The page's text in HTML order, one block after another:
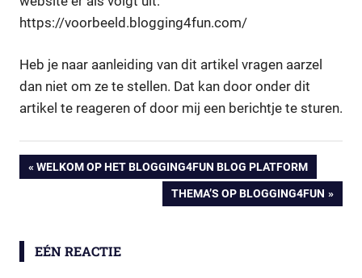
https://voorbeeld.blogging4fun.com/
Heb je naar aanleiding van dit artikel vragen aarzel
dan niet om ze te stellen. Dat kan door onder dit
artikel te reageren of door mij een berichtje te sturen.
Bericht
VORIG
WELKOM OP HET BLOGGING4FUN BLOG PLATFORM
VOLGEND
BERICHT:
THEMA’S OP BLOGGING4FUN
EÉN REACTIE